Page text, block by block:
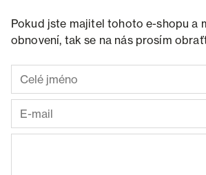
Pokud jste majitel tohoto e-shopu a
obnovení, tak se na nás prosím